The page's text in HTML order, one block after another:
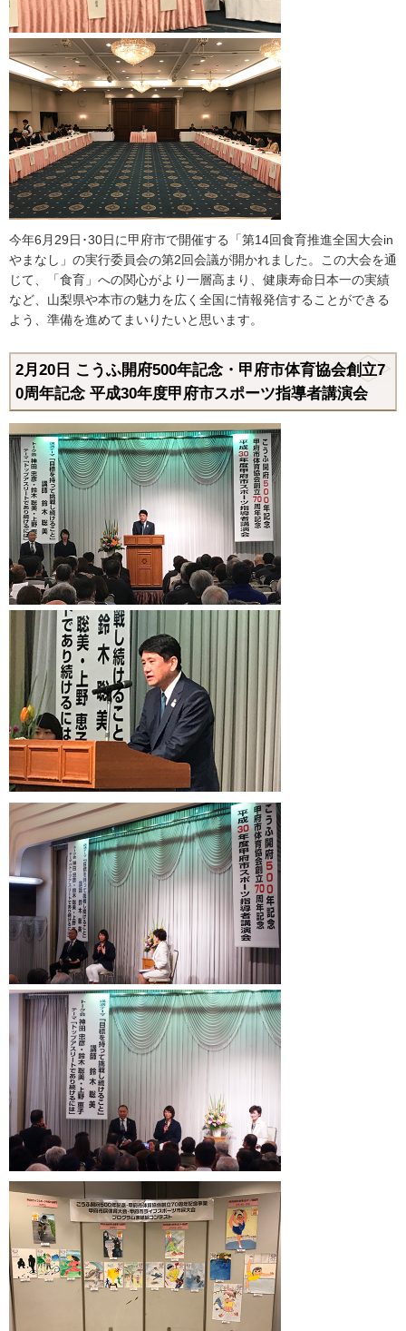
今年6月29日･30日に甲府市で開催する「第14回食育推進全国大会in
やまなし」の実行委員会の第2回会議が開かれました。この大会を通
じて、「食育」への関心がより一層高まり、健康寿命日本一の実績
など、山梨県や本市の魅力を広く全国に情報発信することができる
よう、準備を進めてまいりたいと思います。
2月20日 こうふ開府500年記念・甲府市体育協会創立7
0周年記念 平成30年度甲府市スポーツ指導者講演会